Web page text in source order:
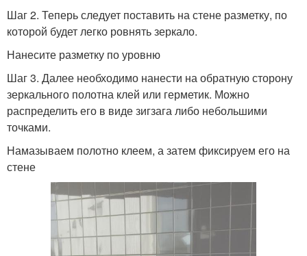
Шаг 2. Теперь следует поставить на стене разметку, по
которой будет легко ровнять зеркало.
Нанесите разметку по уровню
Шаг 3. Далее необходимо нанести на обратную сторону
зеркального полотна клей или герметик. Можно
распределить его в виде зигзага либо небольшими
точками.
Намазываем полотно клеем, а затем фиксируем его на
стене